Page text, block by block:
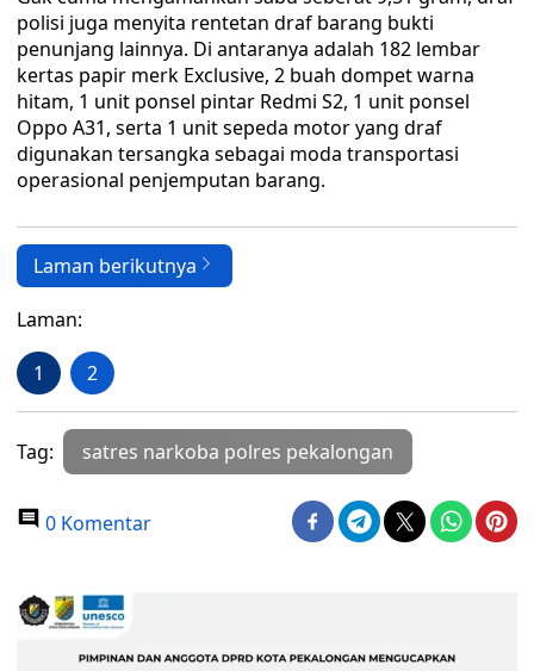
polisi juga menyita rentetan draf barang bukti
penunjang lainnya. Di antaranya adalah 182 lembar
kertas papir merk Exclusive, 2 buah dompet warna
hitam, 1 unit ponsel pintar Redmi S2, 1 unit ponsel
Oppo A31, serta 1 unit sepeda motor yang draf
digunakan tersangka sebagai moda transportasi
operasional penjemputan barang.
Laman berikutnya
Laman:
1 2
Tag: satres narkoba polres pekalongan
0 Komentar